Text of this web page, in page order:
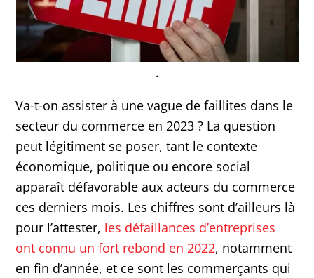
.
Va-t-on assister à une vague de faillites dans le
secteur du commerce en 2023 ? La question
peut légitiment se poser, tant le contexte
économique, politique ou encore social
apparaît défavorable aux acteurs du commerce
ces derniers mois. Les chiffres sont d’ailleurs là
pour l’attester, les défaillances d’entreprises
ont connu un fort rebond en 2022, notamment
en fin d’année, et ce sont les commerçants qui